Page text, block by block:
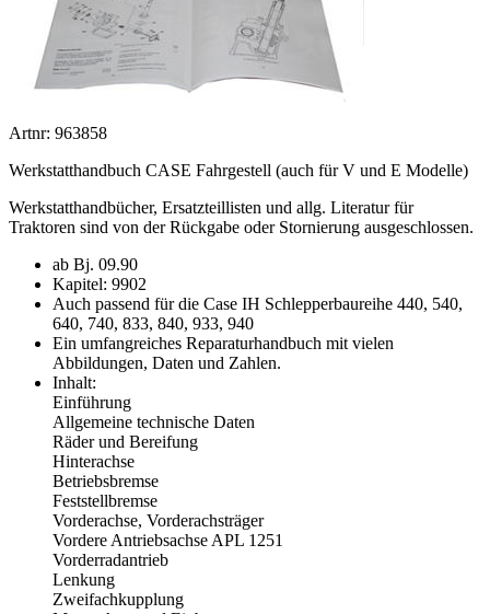
Artnr: 963858
Werkstatthandbuch CASE Fahrgestell (auch für V und E Modelle)
Werkstatthandbücher, Ersatzteillisten und allg. Literatur für
Traktoren sind von der Rückgabe oder Stornierung ausgeschlossen.
ab Bj. 09.90
Kapitel: 9902
Auch passend für die Case IH Schlepperbaureihe 440, 540,
640, 740, 833, 840, 933, 940
Ein umfangreiches Reparaturhandbuch mit vielen
Abbildungen, Daten und Zahlen.
Inhalt:
Einführung
Allgemeine technische Daten
Räder und Bereifung
Hinterachse
Betriebsbremse
Feststellbremse
Vorderachse, Vorderachsträger
Vordere Antriebsachse APL 1251
Vorderradantrieb
Lenkung
Zweifachkupplung